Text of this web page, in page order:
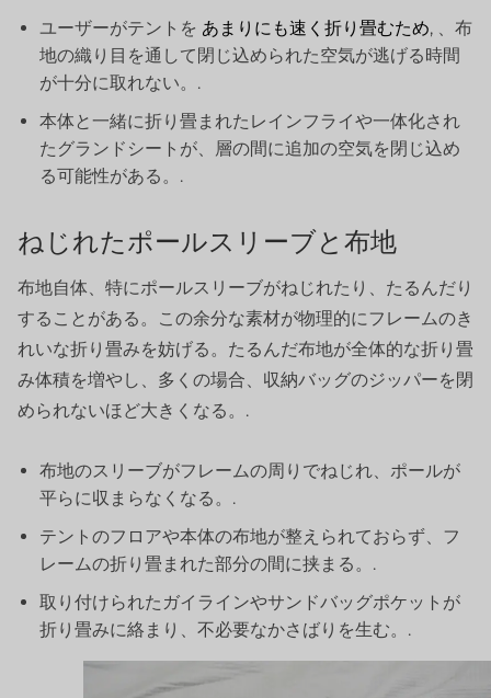
ユーザーがテントを あまりにも速く折り畳むため, 、布
地の織り目を通して閉じ込められた空気が逃げる時間
が十分に取れない。.
本体と一緒に折り畳まれたレインフライや一体化され
たグランドシートが、層の間に追加の空気を閉じ込め
る可能性がある。.
ねじれたポールスリーブと布地
布地自体、特にポールスリーブがねじれたり、たるんだり
することがある。この余分な素材が物理的にフレームのき
れいな折り畳みを妨げる。たるんだ布地が全体的な折り畳
み体積を増やし、多くの場合、収納バッグのジッパーを閉
められないほど大きくなる。.
布地のスリーブがフレームの周りでねじれ、ポールが
平らに収まらなくなる。.
テントのフロアや本体の布地が整えられておらず、フ
レームの折り畳まれた部分の間に挟まる。.
取り付けられたガイラインやサンドバッグポケットが
折り畳みに絡まり、不必要なかさばりを生む。.